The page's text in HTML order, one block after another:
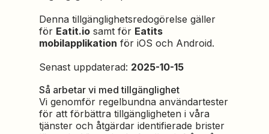
Denna tillgänglighetsredogörelse gäller
för Eatit.io samt för Eatits
mobilapplikation för iOS och Android.
Senast uppdaterad: 2025-10-15
Så arbetar vi med tillgänglighet
Vi genomför regelbundna användartester
för att förbättra tillgängligheten i våra
tjänster och åtgärdar identifierade brister